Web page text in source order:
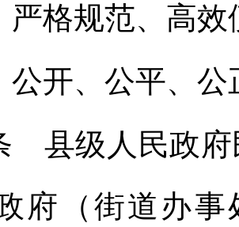
严格规范、高
公开、公平、公
县级人民政府
府（街道办